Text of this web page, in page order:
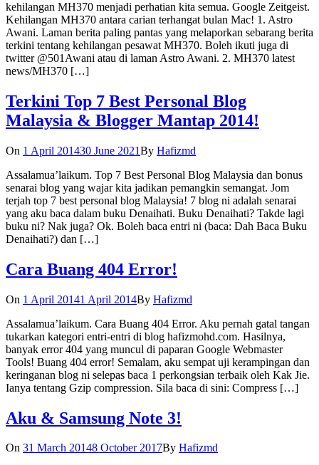
kehilangan MH370 menjadi perhatian kita semua. Google Zeitgeist.
Kehilangan MH370 antara carian terhangat bulan Mac! 1. Astro
Awani. Laman berita paling pantas yang melaporkan sebarang berita
terkini tentang kehilangan pesawat MH370. Boleh ikuti juga di
twitter @501Awani atau di laman Astro Awani. 2. MH370 latest
news/MH370 […]
Terkini Top 7 Best Personal Blog
Malaysia & Blogger Mantap 2014!
On 1 April 201430 June 2021By Hafizmd
Assalamua’laikum. Top 7 Best Personal Blog Malaysia dan bonus
senarai blog yang wajar kita jadikan pemangkin semangat. Jom
terjah top 7 best personal blog Malaysia! 7 blog ni adalah senarai
yang aku baca dalam buku Denaihati. Buku Denaihati? Takde lagi
buku ni? Nak juga? Ok. Boleh baca entri ni (baca: Dah Baca Buku
Denaihati?) dan […]
Cara Buang 404 Error!
On 1 April 20141 April 2014By Hafizmd
Assalamua’laikum. Cara Buang 404 Error. Aku pernah gatal tangan
tukarkan kategori entri-entri di blog hafizmohd.com. Hasilnya,
banyak error 404 yang muncul di paparan Google Webmaster
Tools! Buang 404 error! Semalam, aku sempat uji kerampingan dan
keringanan blog ni selepas baca 1 perkongsian terbaik oleh Kak Jie.
Ianya tentang Gzip compression. Sila baca di sini: Compress […]
Aku & Samsung Note 3!
On 31 March 20148 October 2017By Hafizmd